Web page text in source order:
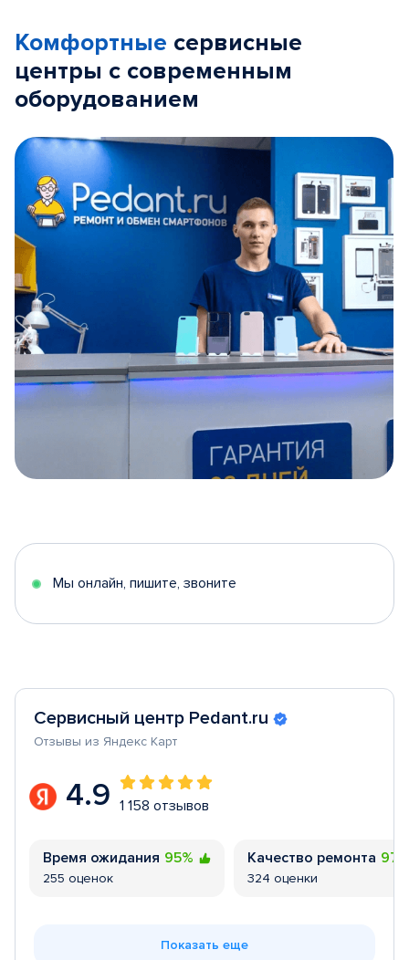
Комфортные сервисные
центры с современным
оборудованием
5
Мы онлайн, пишите, звоните
Сервисный центр Pedant.ru
Отзывы из Яндекс Карт
4.9 1 158 отзывов
Время ожидания 95%
255 оценок
Качество ремонта
324 оценки
Показать еще